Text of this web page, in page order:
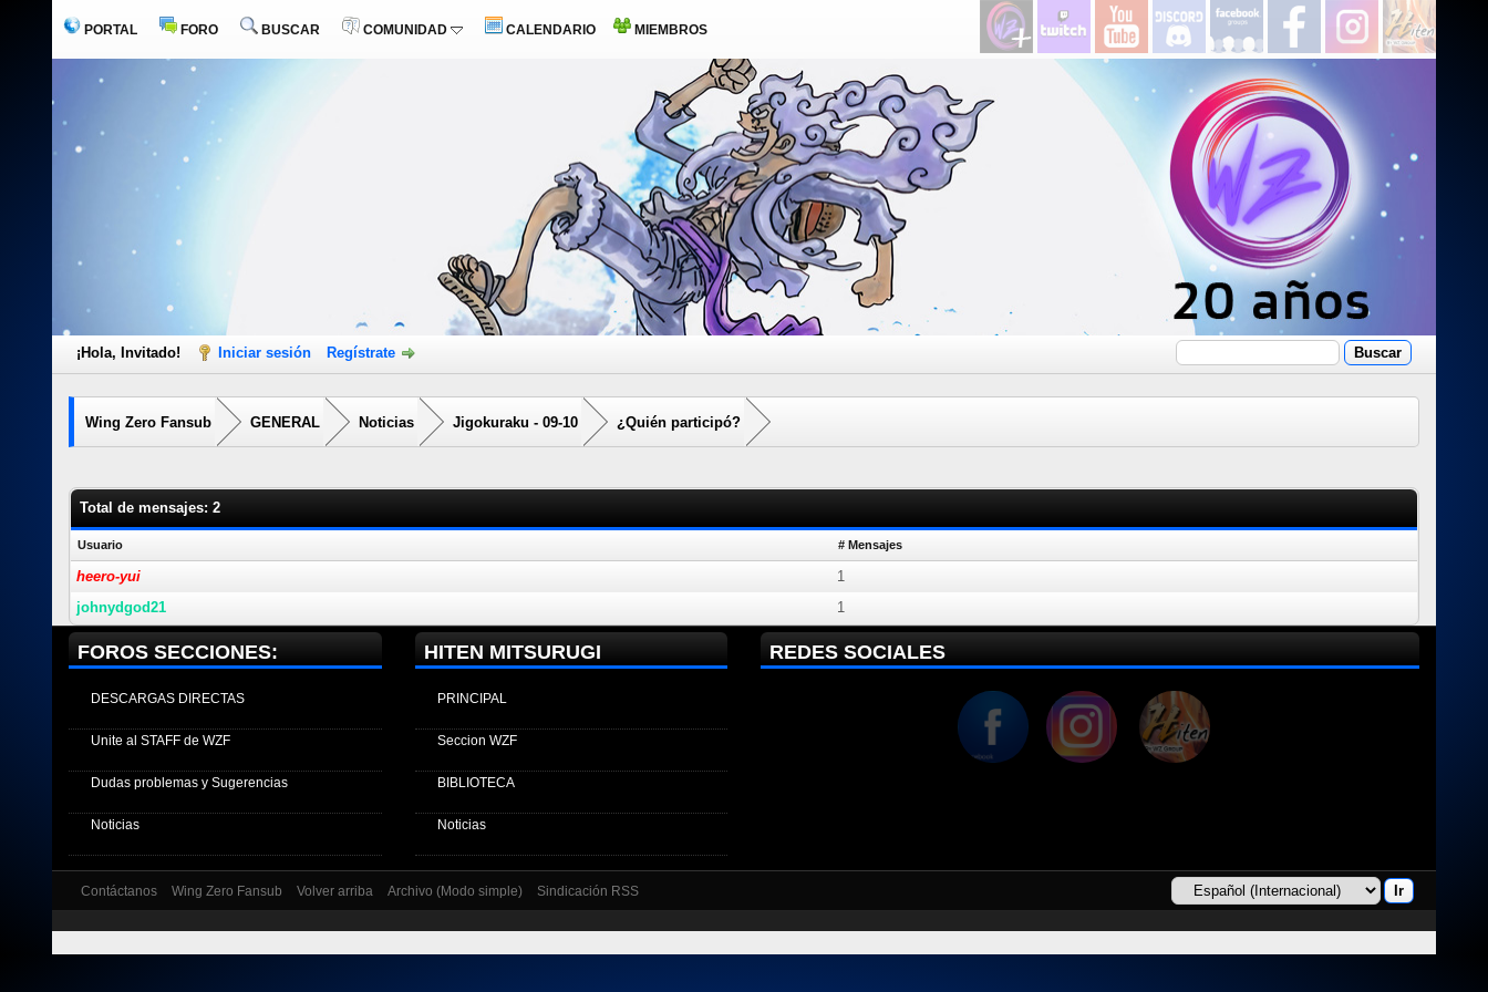
PORTAL FORO BUSCAR COMUNIDAD CALENDARIO MIEMBROS
¡Hola, Invitado! Iniciar sesión Regístrate
Wing Zero Fansub GENERAL Noticias Jigokuraku - 09-10 ¿Quién participó?
Total de mensajes: 2
Usuario # Mensajes
heero-yui
1
johnydgod21
1
FOROS SECCIONES:
DESCARGAS DIRECTAS
Unite al STAFF de WZF
Dudas problemas y Sugerencias
Noticias
HITEN MITSURUGI
PRINCIPAL
Seccion WZF
BIBLIOTECA
Noticias
REDES SOCIALES
Contáctanos Wing Zero Fansub Volver arriba Archivo (Modo simple) Sindicación RSS